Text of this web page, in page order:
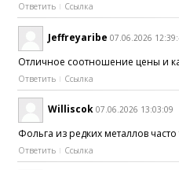
Ответить Ссылка
Jeffreyaribe 07.06.2026
Отличное соотношение цены и
Ответить Ссылка
Williscok 07.06.2026 13:03:09
Фольга из редких металлов
Ответить Ссылка